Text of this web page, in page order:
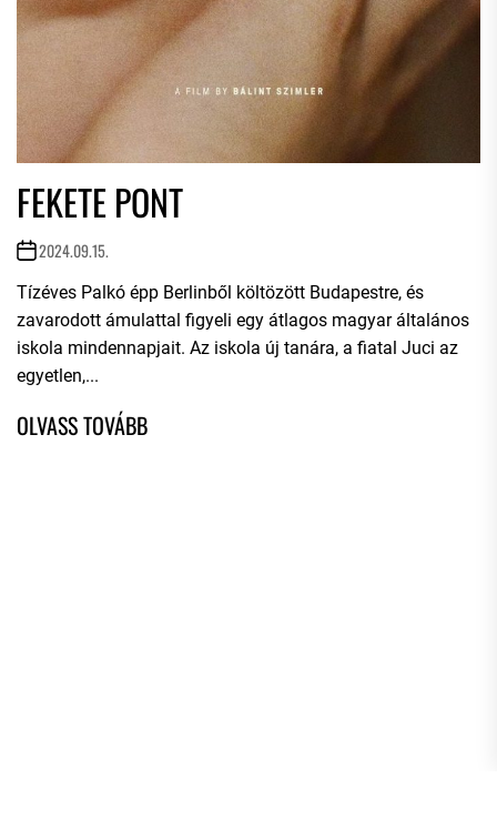
FEKETE PONT
2024.09.15.
Tízéves Palkó épp Berlinből költözött Budapestre, és
zavarodott ámulattal figyeli egy átlagos magyar általános
iskola mindennapjait. Az iskola új tanára, a fiatal Juci az
egyetlen,...